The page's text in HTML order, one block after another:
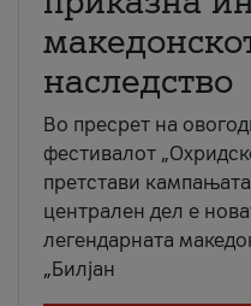
наследство
Во пресрет на
фестивалот
претстави кампањата
централен дел е
легендарната
„Билјан